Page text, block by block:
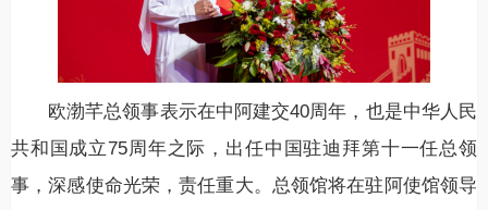
欧渤芊总领事表示在中阿建交40周年，也是中华人民
共和国成立75周年之际，出任中国驻迪拜第十一任总领
事，深感使命光荣，责任重大。总领馆将在驻阿使馆领导